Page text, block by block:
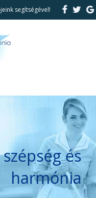
segítségével!
és
harmónia